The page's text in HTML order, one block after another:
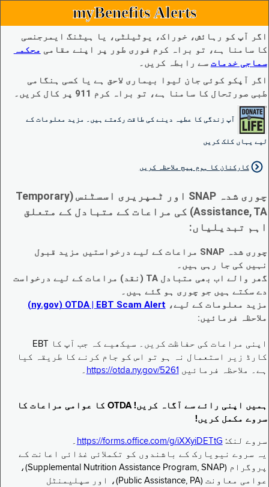
myBenefits Alerts
اگر آپ کو رہائش، خوراک، یوٹیلٹی، یا ہیٹنگ ایمرجنسی
کا سامنا ہے، تو براہ کرم فوری طور پر اپنے مقامی محکمہ
سماجی خدمات سے رابطہ کریں۔
اگر آپکو کوئی جان لیوا بیماری لاحق ہے یا کسی ہنگامی
طبی صورتحال کا سامنا ہے، تو براہ کرم 911 پر کال کریں۔
آپ زندگی کا عطیہ دینے کی طاقت رکھتے ہیں۔ مزید معلومات کے
لیے یہاں کلک کریں
کارکنان کا ہوم پیج ملاحظہ کریں
چوری شدہ SNAP اور ٹمپریری اسسٹنس (Temporary
Assistance, TA) کی مراعات کے متبادل کے متعلق
اہم تبدیلیاں:
چوری شدہ SNAP مراعات کے لیے درخواستیں مزید قبول
نہیں کی جا رہی ہیں۔
گھر والے اب بھی متبادل TA (نقد) مراعات کے لیے درخواست
دے سکتے ہیں جو چوری ہو گئے ہیں۔
مزید معلومات کے لیے، EBT Scam Alert ‏| OTDA ‏(ny.gov)
ملاحظہ فرمائیں:
اپنی مراعات کی حفاظت کریں۔ سیکھیے کہ جب آپ کا EBT
کارڈ زیر استعمال نہ ہو تو اس کو جام کرنے کا طریقہ کیا
ہے۔ ملاحظہ فرمائیں https://otda.ny.gov/5261 ۔
ہمیں اپنی رائے سے آگاہ کریں! OTDA کا عوامی مراعات کا
سروے مکمل کریں!
سروے لنک: https://forms.office.com/g/iXXyiDETtG ۔
یہ سروے نیویارک کے باشندوں کو تکملائی غذائی اعانت کے
پروگرام (Supplemental Nutrition Assistance Program, SNAP)،
عوامی معاونت (Public Assistance, PA)، اور سپلیمنٹل